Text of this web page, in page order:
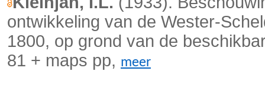
ontwikkeling van de Wester-
1800, op grond van de
81 + maps pp, meer